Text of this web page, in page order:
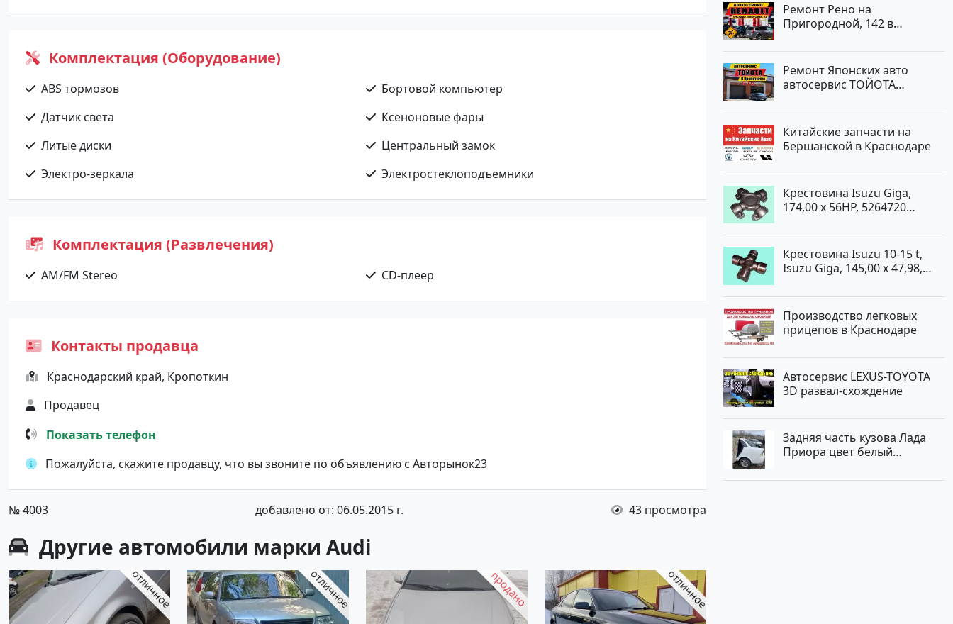
Комплектация (Оборудование)
ABS тормозов
Бортовой компьютер
Датчик света
Ксеноновые фары
Литые диски
Центральный замок
Электро-зеркала
Электростеклоподъемники
Комплектация (Развлечения)
AM/FM Stereo CD-плеер
Контакты продавца
Краснодарский край, Кропоткин
Продавец
Показать телефон
Пожалуйста, скажите продавцу, что вы звоните по объявлению с Авторынок23
№ 4003 добавлено от: 06.05.2015 г. 43 просмотра
Другие автомобили марки Audi
Ремонт Рено на
Пригородной, 142 в
Ремонт Японских авто
автосервис ТОЙОТА
Китайские запчасти на
Бершанской в Краснодаре
Крестовина Isuzu Giga,
174,00 x 56HP, 5264720
Крестовина Isuzu 10-15 t,
Isuzu Giga, 145,00 x 47,98,
Производство легковых
прицепов в Краснодаре
Автосервис LEXUS-TOYOTA
3D развал-схождение
Задняя часть кузова Лада
Приора цвет белый